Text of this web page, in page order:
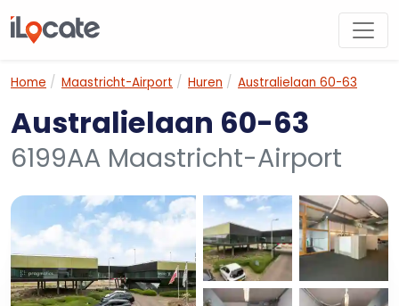
Home Maastricht-Airport Huren Australielaan 60-63
Australielaan 60-63
6199AA Maastricht-Airport